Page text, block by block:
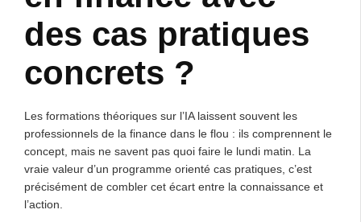
des cas pratiques
concrets ?
Les formations théoriques sur l’IA laissent souvent les
professionnels de la finance dans le flou : ils comprennent le
concept, mais ne savent pas quoi faire le lundi matin. La
vraie valeur d’un programme orienté cas pratiques, c’est
précisément de combler cet écart entre la connaissance et
l’action.